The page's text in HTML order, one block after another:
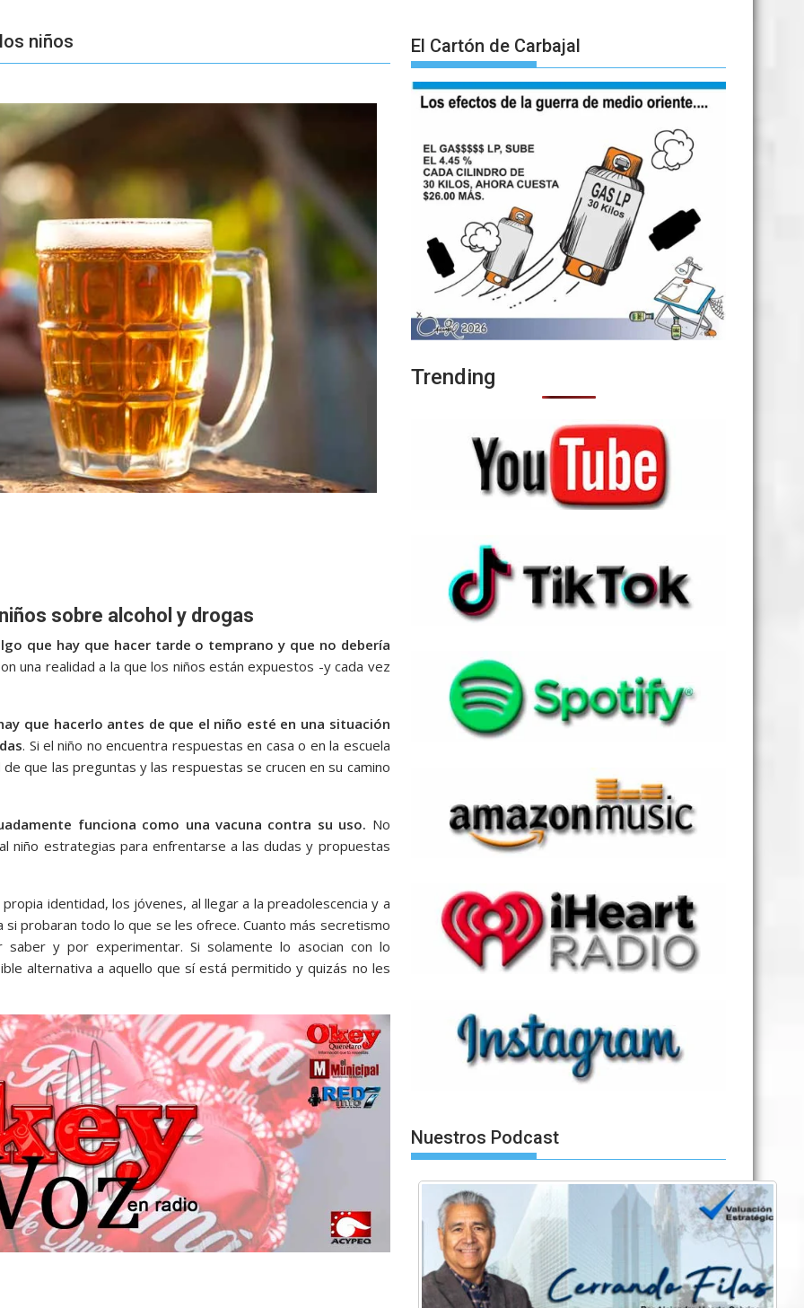
niños
sobre alcohol y drogas
que hay que hacer tarde o temprano y que no debería
una realidad a la que los niños están expuestos -y cada vez
que hacerlo antes de que el niño esté en una situación
. Si el niño no encuentra respuestas en casa o en la escuela
que las preguntas y las respuestas se crucen en su camino
funciona como una vacuna contra su uso. No
niño estrategias para enfrentarse a las dudas y propuestas
identidad, los jóvenes, al llegar a la preadolescencia y a
probaran todo lo que se les ofrece. Cuanto más secretismo
y por experimentar. Si solamente lo asocian con lo
alternativa a aquello que sí está permitido y quizás no les
El Cartón de Carbajal
Trending
Nuestros Podcast